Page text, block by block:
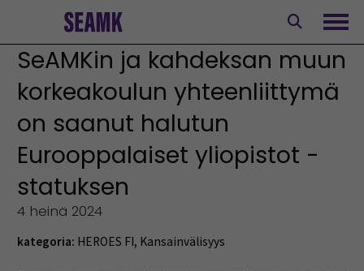
SeAMKin ja kahdeksan muun
korkeakoulun yhteenliittymä
on saanut halutun
Eurooppalaiset yliopistot -
statuksen
4 heinä 2024
kategoria: HEROES FI, Kansainvälisyys